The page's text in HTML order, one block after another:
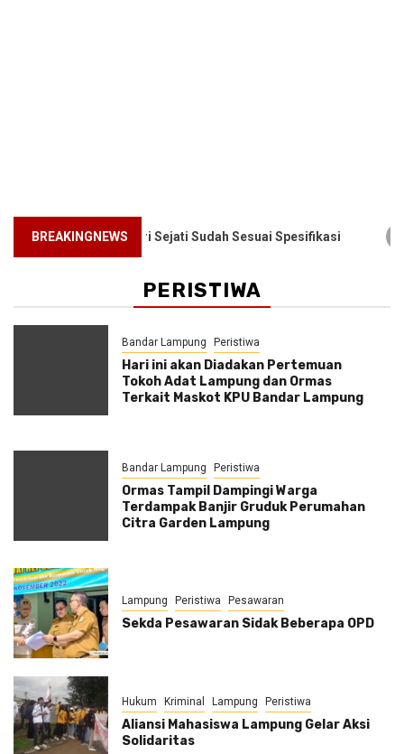
BREAKINGNEWS
Sejati Sudah Sesuai Spesifikasi 2 Pelayanan
PERISTIWA
Bandar Lampung Peristiwa
Hari ini akan Diadakan Pertemuan
Tokoh Adat Lampung dan Ormas
Terkait Maskot KPU Bandar Lampung
Bandar Lampung Peristiwa
Ormas Tampil Dampingi Warga
Terdampak Banjir Gruduk Perumahan
Citra Garden Lampung
Lampung Peristiwa Pesawaran
Sekda Pesawaran Sidak Beberapa OPD
Hukum Kriminal Lampung Peristiwa
Aliansi Mahasiswa Lampung Gelar Aksi
Solidaritas